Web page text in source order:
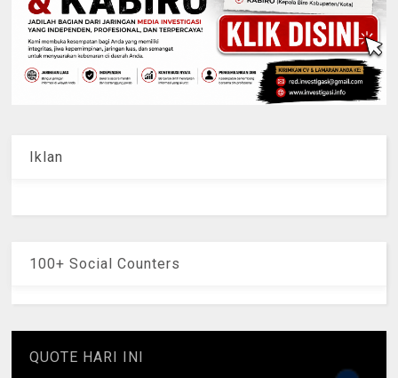
Iklan
100+ Social Counters
QUOTE HARI INI